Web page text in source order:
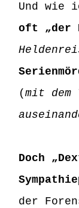
Und wie
oft „der
( mit dem
Doch
der